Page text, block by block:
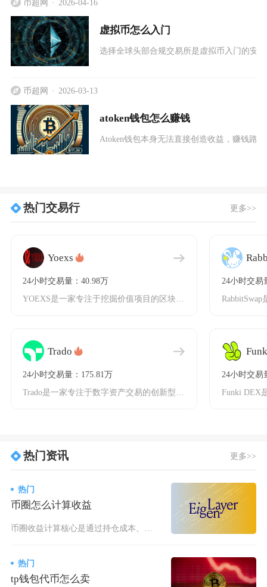
币超网 2026-04-16
虚拟币怎么入门
选择全球头部合规交易所是虚拟币入门的安
币超网 2026-03-13
atoken钱包怎么赚钱
Atoken钱包本身无法直接创造收益，赚钱路
热门交易行 更多>>
Yoexs
24小时交易量：40.98万
YOEXS是一家专注于挖掘价值项目的区块链资产交易所，该平台主要服务于东欧和亚洲等国家的用
Trado
24小时交易量：175.81万
24小时交易
24小时交易
热门资讯 更多>>
热门
币圈怎么计算收益
热门
tp钱包代币怎么卖